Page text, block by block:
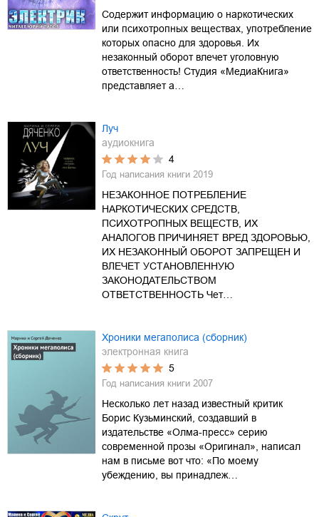
Содержит информацию о наркотических
или психотропных веществах, употребление
которых опасно для здоровья. Их
незаконный оборот влечет уголовную
ответственность! Студия «МедиаКнига»
представляет а…
Луч
аудиокнига
4
Год написания книги 2019
НЕЗАКОННОЕ ПОТРЕБЛЕНИЕ
НАРКОТИЧЕСКИХ СРЕДСТВ,
ПСИХОТРОПНЫХ ВЕЩЕСТВ, ИХ
АНАЛОГОВ ПРИЧИНЯЕТ ВРЕД ЗДОРОВЬЮ,
ИХ НЕЗАКОННЫЙ ОБОРОТ ЗАПРЕЩЕН И
ВЛЕЧЕТ УСТАНОВЛЕННУЮ
ЗАКОНОДАТЕЛЬСТВОМ
ОТВЕТСТВЕННОСТЬ Чет…
Хроники мегаполиса (сборник)
электронная книга
5
Год написания книги 2007
Несколько лет назад известный критик
Борис Кузьминский, создавший в
издательстве «Олма-пресс» серию
современной прозы «Оригинал», написал
нам в письме вот что: «По моему
убеждению, вы принадлеж…